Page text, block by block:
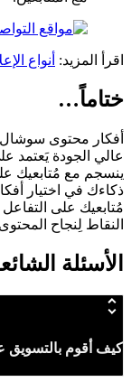
اقرأ المزيد: أنواع
ختاماً…
أفكار محتوى
عالي الجودة يَعتمد
ينسجم مع مُتابعيك
ذكاءك في اختيار
مُتابعيك على
النقاط لِنجاح
الأسئلة
كيف أقوم بالتسويق